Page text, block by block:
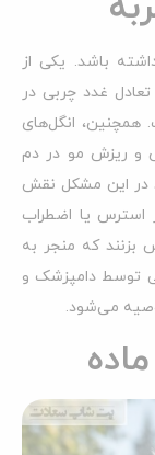
باشد. یکی از
غدد چربی در
انگل‌های
و ریزش مو در دم
در این مشکل نقش
استرس یا اضطراب
که منجر به
توسط دامپزشک و
می‌شود.